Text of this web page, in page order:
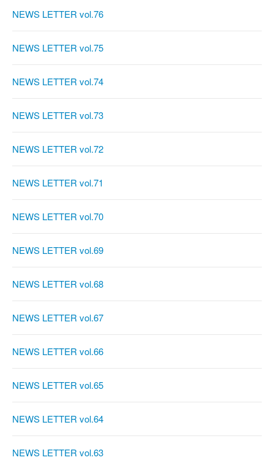
NEWS LETTER vol.76
NEWS LETTER vol.75
NEWS LETTER vol.74
NEWS LETTER vol.73
NEWS LETTER vol.72
NEWS LETTER vol.71
NEWS LETTER vol.70
NEWS LETTER vol.69
NEWS LETTER vol.68
NEWS LETTER vol.67
NEWS LETTER vol.66
NEWS LETTER vol.65
NEWS LETTER vol.64
NEWS LETTER vol.63